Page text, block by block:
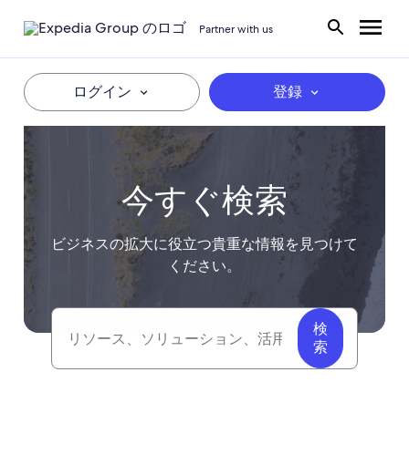
Partner with us
ログイン 登録
今すぐ検索
ビジネスの拡大に役立つ貴重な情報を見つけて
ください。
Search
検
索